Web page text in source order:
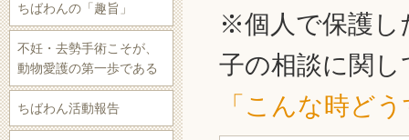
※個人で保護し
子の相談に関し
「こんな時ど
ちばわんの「趣旨」
不妊・去勢手術こそが、
動物愛護の第一歩である
ちばわん活動報告